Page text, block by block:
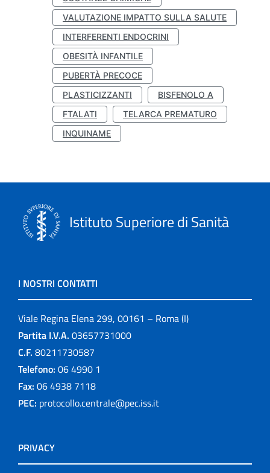
VALUTAZIONE IMPATTO SULLA SALUTE
INTERFERENTI ENDOCRINI
OBESITÀ INFANTILE
PUBERTÀ PRECOCE
PLASTICIZZANTI
BISFENOLO A
FTALATI
TELARCA PREMATURO
INQUINAME
Istituto Superiore di Sanità
I NOSTRI CONTATTI
Viale Regina Elena 299, 00161 – Roma (I)
Partita I.V.A. 03657731000
C.F. 80211730587
Telefono: 06 4990 1
Fax: 06 4938 7118
PEC: protocollo.centrale@pec.iss.it
PRIVACY